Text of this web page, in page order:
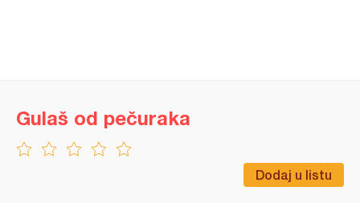
Dodaj u listu
Gulaš od pečuraka